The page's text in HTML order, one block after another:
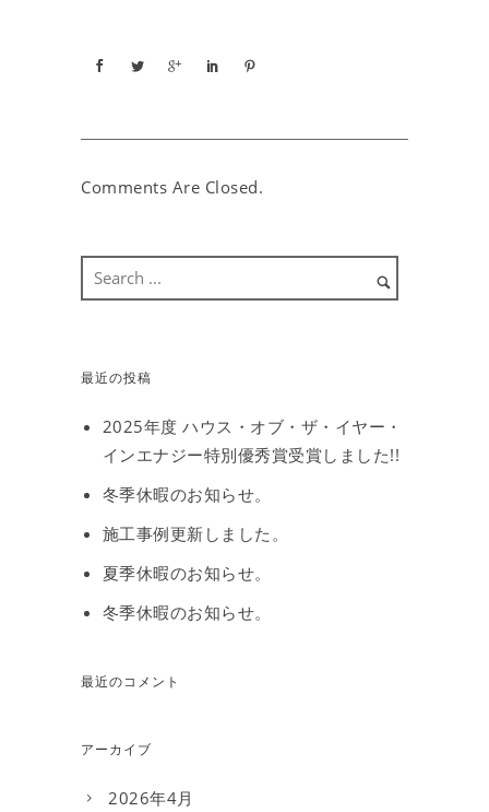
Comments Are Closed.
最近の投稿
2025年度 ハウス・オブ・ザ・イヤー・
インエナジー特別優秀賞受賞しました!!
冬季休暇のお知らせ。
施工事例更新しました。
夏季休暇のお知らせ。
冬季休暇のお知らせ。
最近のコメント
アーカイブ
2026年4月